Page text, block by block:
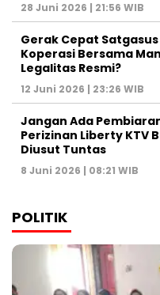
28 Juni 2026 | 21:56 WIB
Gerak Cepat
Koperasi Bersama
Legalitas Resmi?
12 Juni 2026 | 23:26 WIB
Jangan Ada
Perizinan Liberty KTV
Diusut Tuntas
8 Juni 2026 | 08:21 WIB
POLITIK